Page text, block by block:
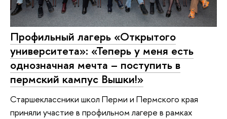
Профильный лагерь «Открытого
университета»: «Теперь у меня есть
однозначная мечта – поступить в
пермский кампус Вышки!»
Старшеклассники школ Перми и Пермского края
приняли участие в профильном лагере в рамках